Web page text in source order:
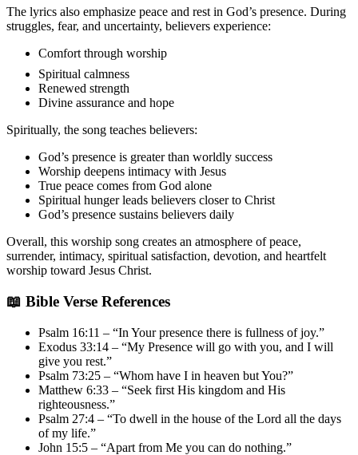
The lyrics also emphasize peace and rest in God’s presence. During
struggles, fear, and uncertainty, believers experience:
Comfort through worship
Spiritual calmness
Renewed strength
Divine assurance and hope
Spiritually, the song teaches believers:
God’s presence is greater than worldly success
Worship deepens intimacy with Jesus
True peace comes from God alone
Spiritual hunger leads believers closer to Christ
God’s presence sustains believers daily
Overall, this worship song creates an atmosphere of peace,
surrender, intimacy, spiritual satisfaction, devotion, and heartfelt
worship toward Jesus Christ.
📖 Bible Verse References
Psalm 16:11 – “In Your presence there is fullness of joy.”
Exodus 33:14 – “My Presence will go with you, and I will
give you rest.”
Psalm 73:25 – “Whom have I in heaven but You?”
Matthew 6:33 – “Seek first His kingdom and His
righteousness.”
Psalm 27:4 – “To dwell in the house of the Lord all the days
of my life.”
John 15:5 – “Apart from Me you can do nothing.”